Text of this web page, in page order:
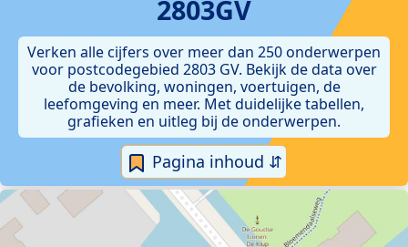
2803GV
Verken alle cijfers over meer dan 250 onderwerpen
voor postcodegebied 2803 GV. Bekijk de data over
de bevolking, woningen, voertuigen, de
leefomgeving en meer. Met duidelijke tabellen,
grafieken en uitleg bij de onderwerpen.
Pagina inhoud ⇵